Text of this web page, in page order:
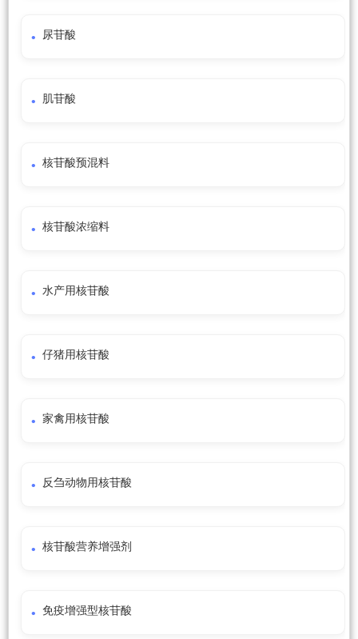
尿苷酸
肌苷酸
核苷酸预混料
核苷酸浓缩料
水产用核苷酸
仔猪用核苷酸
家禽用核苷酸
反刍动物用核苷酸
核苷酸营养增强剂
免疫增强型核苷酸